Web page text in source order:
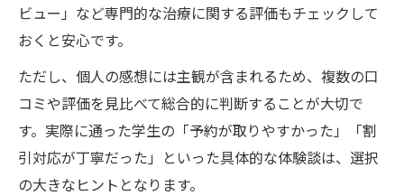
ビュー」など専門的な治療に関する評価もチェックして
おくと安心です。
ただし、個人の感想には主観が含まれるため、複数の口
コミや評価を見比べて総合的に判断することが大切で
す。実際に通った学生の「予約が取りやすかった」「割
引対応が丁寧だった」といった具体的な体験談は、選択
の大きなヒントとなります。